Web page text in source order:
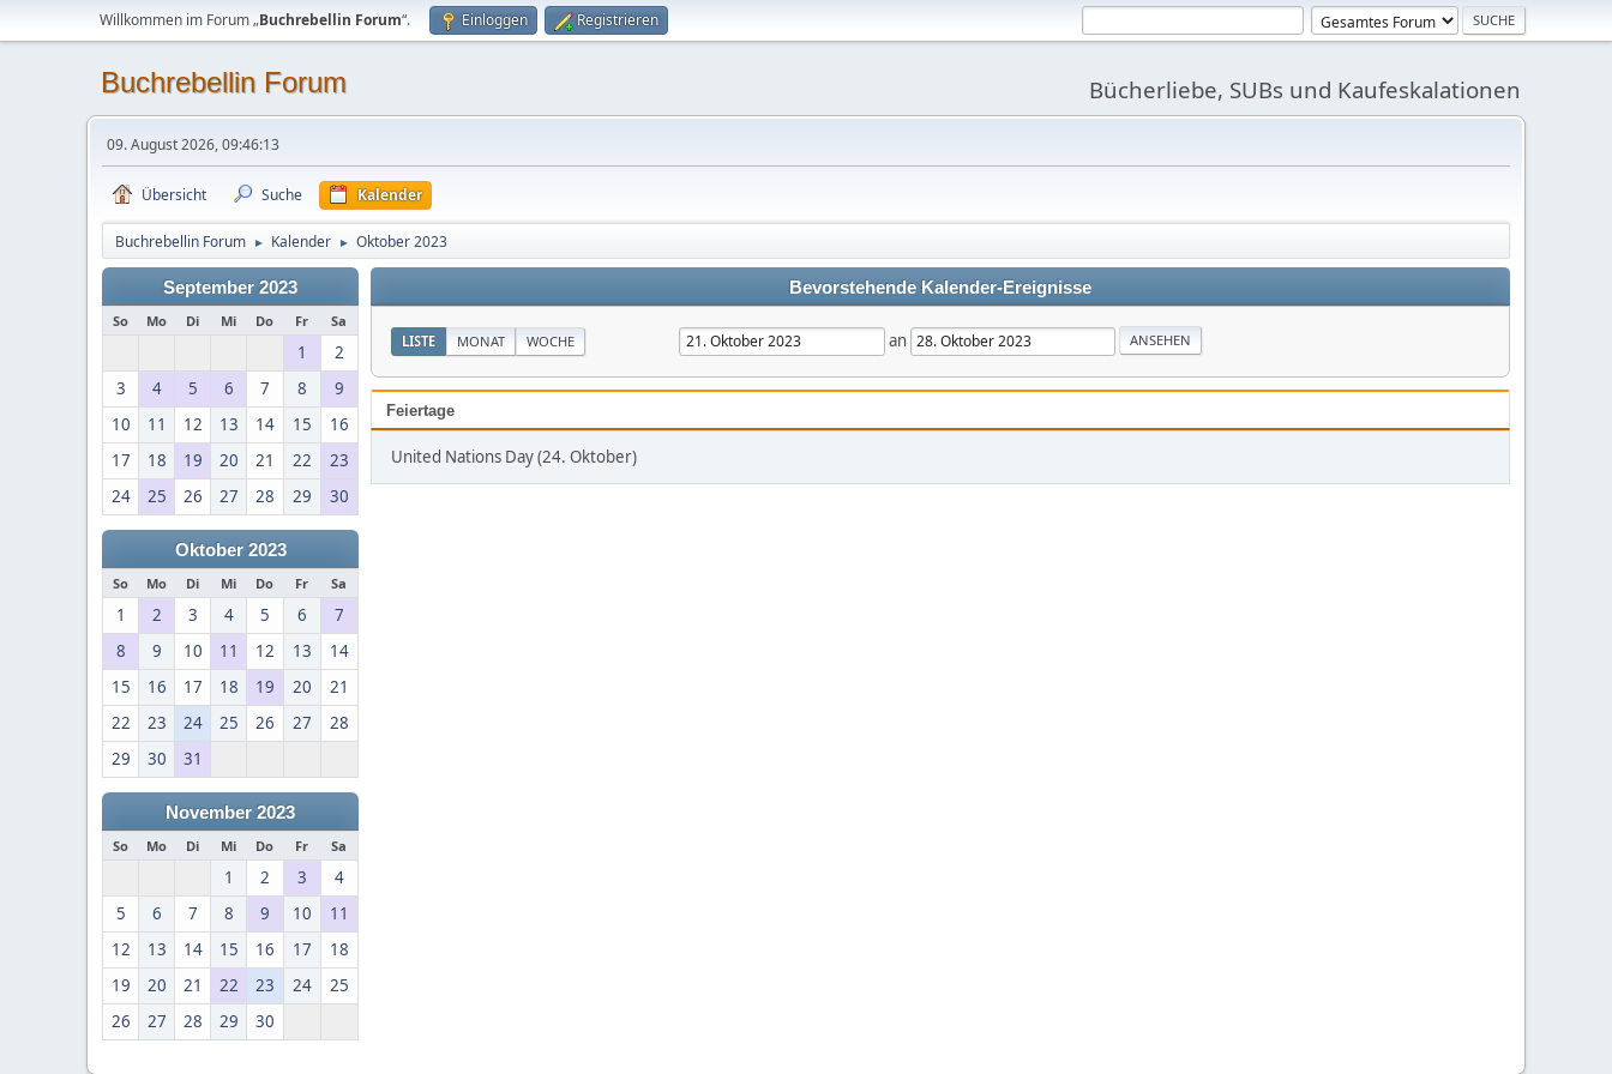
Willkommen im Forum „Buchrebellin Forum“. Einloggen Registrieren
Buchrebellin Forum Bücherliebe, SUBs und Kaufeskalationen
09. August 2026, 09:46:13
Übersicht Suche Kalender
Buchrebellin Forum ► Kalender ► Oktober 2023
September 2023
So Mo Di Mi Do Fr Sa
1
2
3
4 5 6 7 8
9
10
11 12 13 14 15
16
17
18 19 20 21 22
23
24
25 26 27 28 29 30
Oktober 2023
So Mo Di Mi Do Fr Sa
1 2 3 4 5 6
7
8
9 10 11 12 13
14
15
16 17 18 19 20
21
22
23 24 25 26 27
28
29
30 31
November 2023
So Mo Di Mi Do Fr Sa
1 2 3
4
5
6 7 8 9 10
11
12
13 14 15 16 17
18
19
20 21 22 23 24
25
26
27 28 29 30
Bevorstehende Kalender-Ereignisse
LISTE MONAT WOCHE an
Feiertage
United Nations Day (24. Oktober)